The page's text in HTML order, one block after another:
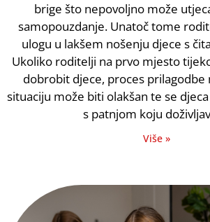
brige što nepovoljno može
samopouzdanje. Unatoč tome
ulogu u lakšem nošenju djece s
Ukoliko roditelji na prvo mjesto
dobrobit djece, proces prilagodbe
situaciju može biti olakšan te se
s patnjom koju
Više »